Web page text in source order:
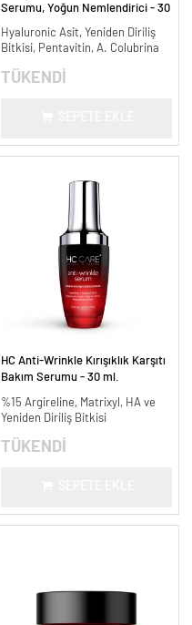
Serumu, Yoğun Nemlendirici - 30
Hyaluronic Asit, Yeniden Diriliş
Bitkisi, Pentavitin, A. Colubrina
TÜKENDİ
HC Anti-Wrinkle Kırışıklık Karşıtı
Bakım Serumu - 30 ml.
%15 Argireline, Matrixyl, HA ve
Yeniden Diriliş Bitkisi
TÜKENDİ